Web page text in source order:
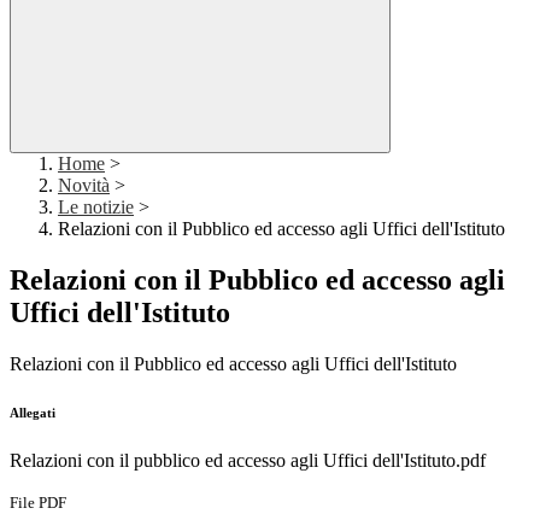
Home >
Novità >
Le notizie >
Relazioni con il Pubblico ed accesso agli Uffici dell'Istituto
Relazioni con il Pubblico ed accesso agli
Uffici dell'Istituto
Relazioni con il Pubblico ed accesso agli Uffici dell'Istituto
Allegati
Relazioni con il pubblico ed accesso agli Uffici dell'Istituto.pdf
File PDF